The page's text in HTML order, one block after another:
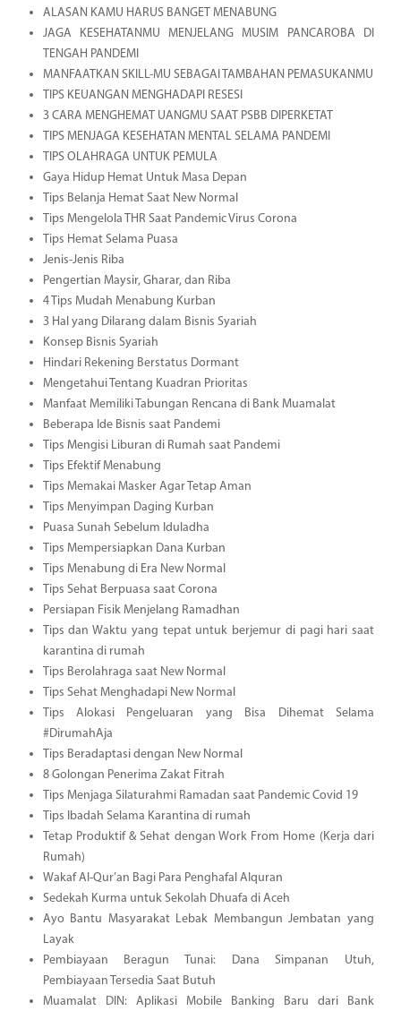
ALASAN KAMU HARUS BANGET MENABUNG
JAGA KESEHATANMU MENJELANG MUSIM PANCAROBA DI
TENGAH PANDEMI
MANFAATKAN SKILL-MU SEBAGAI TAMBAHAN PEMASUKANMU
TIPS KEUANGAN MENGHADAPI RESESI
3 CARA MENGHEMAT UANGMU SAAT PSBB DIPERKETAT
TIPS MENJAGA KESEHATAN MENTAL SELAMA PANDEMI
TIPS OLAHRAGA UNTUK PEMULA
Gaya Hidup Hemat Untuk Masa Depan
Tips Belanja Hemat Saat New Normal
Tips Mengelola THR Saat Pandemic Virus Corona
Tips Hemat Selama Puasa
Jenis-Jenis Riba
Pengertian Maysir, Gharar, dan Riba
4 Tips Mudah Menabung Kurban
3 Hal yang Dilarang dalam Bisnis Syariah
Konsep Bisnis Syariah
Hindari Rekening Berstatus Dormant
Mengetahui Tentang Kuadran Prioritas
Manfaat Memiliki Tabungan Rencana di Bank Muamalat
Beberapa Ide Bisnis saat Pandemi
Tips Mengisi Liburan di Rumah saat Pandemi
Tips Efektif Menabung
Tips Memakai Masker Agar Tetap Aman
Tips Menyimpan Daging Kurban
Puasa Sunah Sebelum Iduladha
Tips Mempersiapkan Dana Kurban
Tips Menabung di Era New Normal
Tips Sehat Berpuasa saat Corona
Persiapan Fisik Menjelang Ramadhan
Tips dan Waktu yang tepat untuk berjemur di pagi hari saat
karantina di rumah
Tips Berolahraga saat New Normal
Tips Sehat Menghadapi New Normal
Tips Alokasi Pengeluaran yang Bisa Dihemat Selama
#DirumahAja
Tips Beradaptasi dengan New Normal
8 Golongan Penerima Zakat Fitrah
Tips Menjaga Silaturahmi Ramadan saat Pandemic Covid 19
Tips Ibadah Selama Karantina di rumah
Tetap Produktif & Sehat dengan Work From Home (Kerja dari
Rumah)
Wakaf Al-Qur’an Bagi Para Penghafal Alquran
Sedekah Kurma untuk Sekolah Dhuafa di Aceh
Ayo Bantu Masyarakat Lebak Membangun Jembatan yang
Layak
Pembiayaan Beragun Tunai: Dana Simpanan Utuh,
Pembiayaan Tersedia Saat Butuh
Muamalat DIN: Aplikasi Mobile Banking Baru dari Bank